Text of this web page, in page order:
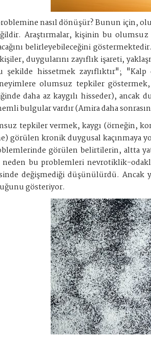
nasıl dönüşür? Bunun için,
Araştırmalar, kişinin bu
belirleyebileceğini
duygularını zayıflık işareti,
hissetmek zayıflıktır";
olumsuz tepkiler göstermek,
daha az kaygılı hisseder),
bulgular vardır (Amira daha
tepkiler vermek, kaygı (örneğin,
kronik duygusal kaçınmaya
görülen belirtilerin,
neden bu problemleri nevrotiklik-
değişmediği düşünülürdü. Ancak
gösteriyor.